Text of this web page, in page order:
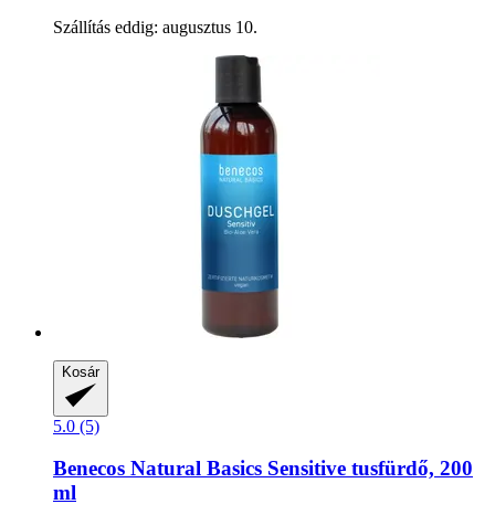
Szállítás eddig: augusztus 10.
Kosár
5.0 (5)
Benecos Natural Basics Sensitive tusfürdő, 200
ml